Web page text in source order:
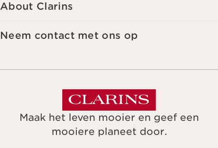
About Clarins
Neem contact met ons op
Maak het leven mooier en geef een
mooiere planeet door.